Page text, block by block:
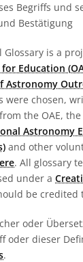
Begriffs und
Bestätigung
is a
Education
Astronomy
were chosen,
the OAE, the
Astronomy
and other
. All glossary
under a
be credited
oder
oder dieser
.